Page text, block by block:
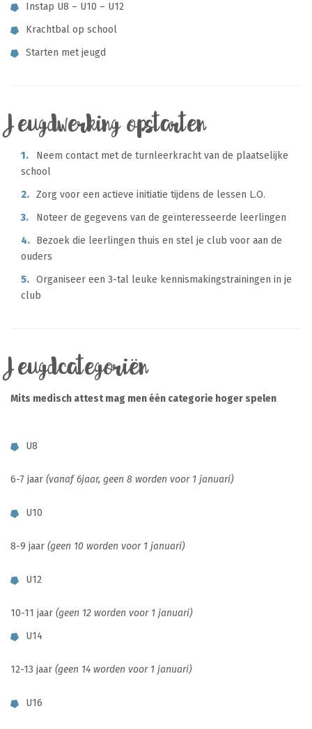
Instap U8 – U10 – U12
Krachtbal op school
Starten met jeugd
Jeugdwerking opstarten
Neem contact met de turnleerkracht van de plaatselijke
school
Zorg voor een actieve initiatie tijdens de lessen L.O.
Noteer de gegevens van de geïnteresseerde leerlingen
Bezoek die leerlingen thuis en stel je club voor aan de
ouders
Organiseer een 3-tal leuke kennismakingstrainingen in je
club
Jeugdcategoriën
Mits medisch attest mag men één categorie hoger spelen
U8
6-7 jaar (vanaf 6jaar, geen 8 worden voor 1 januari)
U10
8-9 jaar (geen 10 worden voor 1 januari)
U12
10-11 jaar (geen 12 worden voor 1 januari)
U14
12-13 jaar (geen 14 worden voor 1 januari)
U16